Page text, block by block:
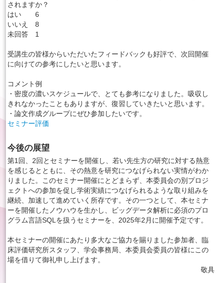
されますか？
はい 6
いいえ 8
未回答 1
受講生の皆様からいただいたフィードバックも好評で、次回開催
に向けての参考にしたいと思います。
コメント例
・密度の濃いスケジュールで、とても参考になりました。吸収し
きれなかったこともありますが、復習していきたいと思います。
・論文作成グループにぜひ参加したいです。
セミナー評価
今後の展望
第1回、2回とセミナーを開催し、若い先生方の研究に対する熱意
を感じるとともに、その熱意を研究につなげられない実情がわか
りました。このセミナー開催にとどまらず、本委員会の別プロジ
ェクトへの参加を促し学術実績につなげられるような取り組みを
継続、加速して進めていく所存です。その一つとして、本セミナ
ーを開催したノウハウを生かし、ビッグデータ解析に必須のプロ
グラム言語SQLを扱うセミナーを、2025年2月に開催予定です。
本セミナーの開催にあたり多大なご協力を賜りました参加者、臨
床評価研究所スタッフ、学会事務局、本委員会委員の皆様にこの
場を借りて御礼申し上げます。
敬具